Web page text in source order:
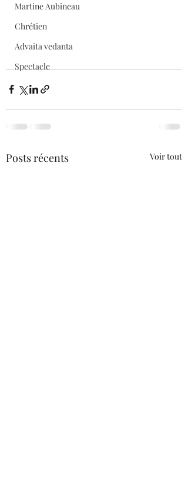
Martine Aubineau
Chrétien
Advaita vedanta
Spectacle
Posts récents Voir tout